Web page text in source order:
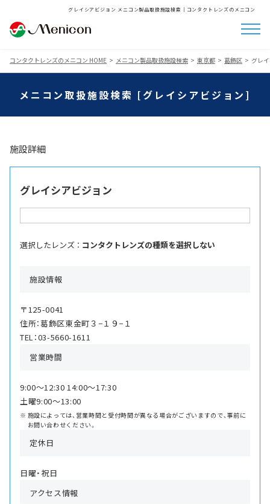
グレイシアビジョン メニコン製品取扱施設検索│コンタクトレンズのメニコン
コンタクトレンズのメニコン HOME メニコン製品取扱施設検索 東京都 葛飾区 グレ
メニコン取扱施設検索 [グレイシアビジョン]
施設詳細
グレイシアビジョン
選択したレンズ ： コンタクトレンズの種類を選択しない
施設情報
〒125-0041
住所：葛飾区東金町３−１９−１
TEL：03-5660-1611
営業時間
9:00〜12:30 14:00〜17:30
土曜9:00〜13:00
施設によっては、営業時間と受付時間が異なる場合がございますので、事前に
お問い合わせください。
定休日
日曜・祝日
アクセス情報